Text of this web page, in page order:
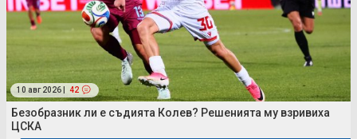
10 авг 2026 | 42
Безобразник ли е съдията Колев? Решенията му взривиха
ЦСКА